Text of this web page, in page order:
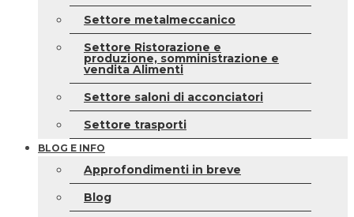
Settore metalmeccanico
Settore Ristorazione e
produzione, somministrazione e
vendita Alimenti
Settore saloni di acconciatori
Settore trasporti
BLOG E INFO
Approfondimenti in breve
Blog